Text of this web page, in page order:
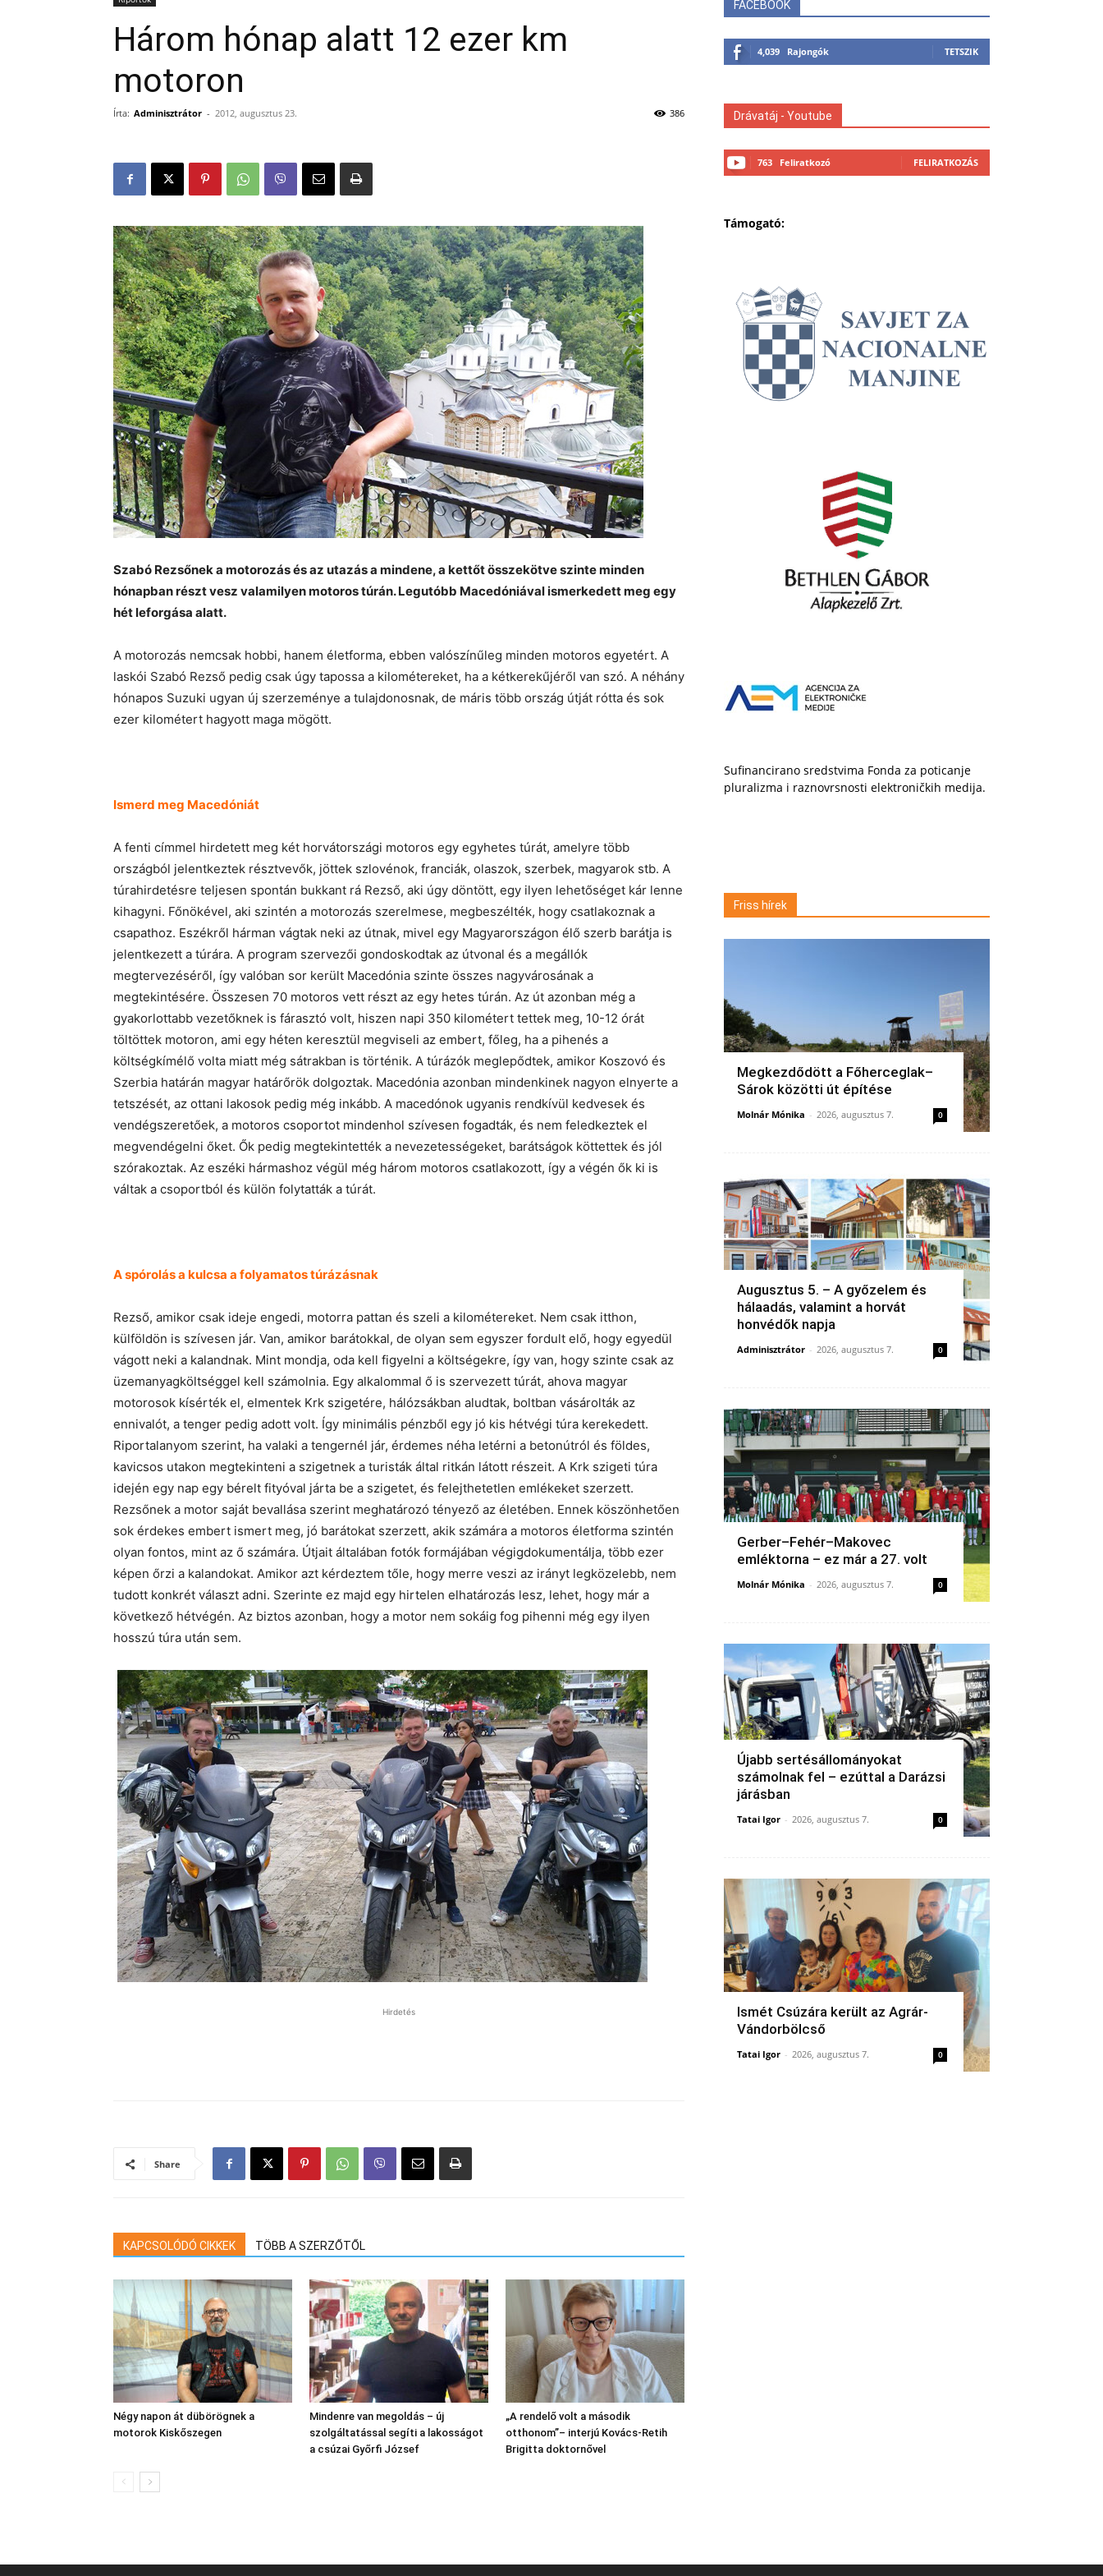
Három hónap alatt 12 ezer km
motoron
Írta: Adminisztrátor - 2012, augusztus 23. 386
Szabó Rezsőnek a motorozás és az utazás a mindene, a kettőt összekötve szinte minden
hónapban részt vesz valamilyen motoros túrán. Legutóbb Macedóniával ismerkedett meg egy
hét leforgása alatt.
A motorozás nemcsak hobbi, hanem életforma, ebben valószínűleg minden motoros egyetért. A
laskói Szabó Rezső pedig csak úgy tapossa a kilométereket, ha a kétkerekűjéről van szó. A néhány
hónapos Suzuki ugyan új szerzeménye a tulajdonosnak, de máris több ország útját rótta és sok
ezer kilométert hagyott maga mögött.
Ismerd meg Macedóniát
A fenti címmel hirdetett meg két horvátországi motoros egy egyhetes túrát, amelyre több
országból jelentkeztek résztvevők, jöttek szlovénok, franciák, olaszok, szerbek, magyarok stb. A
túrahirdetésre teljesen spontán bukkant rá Rezső, aki úgy döntött, egy ilyen lehetőséget kár lenne
kihagyni. Főnökével, aki szintén a motorozás szerelmese, megbeszélték, hogy csatlakoznak a
csapathoz. Eszékről hárman vágtak neki az útnak, mivel egy Magyarországon élő szerb barátja is
jelentkezett a túrára. A program szervezői gondoskodtak az útvonal és a megállók
megtervezéséről, így valóban sor került Macedónia szinte összes nagyvárosának a
megtekintésére. Összesen 70 motoros vett részt az egy hetes túrán. Az út azonban még a
gyakorlottabb vezetőknek is fárasztó volt, hiszen napi 350 kilométert tettek meg, 10-12 órát
töltöttek motoron, ami egy héten keresztül megviseli az embert, főleg, ha a pihenés a
költségkímélő volta miatt még sátrakban is történik. A túrázók meglepődtek, amikor Koszovó és
Szerbia határán magyar határőrök dolgoztak. Macedónia azonban mindenkinek nagyon elnyerte a
tetszését, az ottani lakosok pedig még inkább. A macedónok ugyanis rendkívül kedvesek és
vendégszeretőek, a motoros csoportot mindenhol szívesen fogadták, és nem feledkeztek el
megvendégelni őket. Ők pedig megtekintették a nevezetességeket, barátságok köttettek és jól
szórakoztak. Az eszéki hármashoz végül még három motoros csatlakozott, így a végén ők ki is
váltak a csoportból és külön folytatták a túrát.
A spórolás a kulcsa a folyamatos túrázásnak
Rezső, amikor csak ideje engedi, motorra pattan és szeli a kilométereket. Nem csak itthon,
külföldön is szívesen jár. Van, amikor barátokkal, de olyan sem egyszer fordult elő, hogy egyedül
vágott neki a kalandnak. Mint mondja, oda kell figyelni a költségekre, így van, hogy szinte csak az
üzemanyagköltséggel kell számolnia. Egy alkalommal ő is szervezett túrát, ahova magyar
motorosok kísérték el, elmentek Krk szigetére, hálózsákban aludtak, boltban vásárolták az
ennivalót, a tenger pedig adott volt. Így minimális pénzből egy jó kis hétvégi túra kerekedett.
Riportalanyom szerint, ha valaki a tengernél jár, érdemes néha letérni a betonútról és földes,
kavicsos utakon megtekinteni a szigetnek a turisták által ritkán látott részeit. A Krk szigeti túra
idején egy nap egy bérelt fityóval járta be a szigetet, és felejthetetlen emlékeket szerzett.
Rezsőnek a motor saját bevallása szerint meghatározó tényező az életében. Ennek köszönhetően
sok érdekes embert ismert meg, jó barátokat szerzett, akik számára a motoros életforma szintén
olyan fontos, mint az ő számára. Útjait általában fotók formájában végigdokumentálja, több ezer
képen őrzi a kalandokat. Amikor azt kérdeztem tőle, hogy merre veszi az irányt legközelebb, nem
tudott konkrét választ adni. Szerinte ez majd egy hirtelen elhatározás lesz, lehet, hogy már a
következő hétvégén. Az biztos azonban, hogy a motor nem sokáig fog pihenni még egy ilyen
hosszú túra után sem.
Hirdetés
Share
KAPCSOLÓDÓ CIKKEK TÖBB A SZERZŐTŐL
Négy napon át dübörögnek a
motorok Kiskőszegen
Mindenre van megoldás – új
szolgáltatással segíti a lakosságot
a csúzai Győrfi József
„A rendelő volt a második
otthonom”– interjú Kovács-Retih
Brigitta doktornővel
FACEBOOK
4,039 Rajongók TETSZIK
Drávatáj - Youtube
763 Feliratkozó FELIRATKOZÁS
Támogató:
Sufinancirano sredstvima Fonda za poticanje
pluralizma i raznovrsnosti elektroničkih medija.
Friss hírek
Megkezdődött a Főherceglak–
Sárok közötti út építése
Molnár Mónika - 2026, augusztus 7. 0
Augusztus 5. – A győzelem és
hálaadás, valamint a horvát
honvédők napja
Adminisztrátor - 2026, augusztus 7. 0
Gerber–Fehér–Makovec
emléktorna – ez már a 27. volt
Molnár Mónika - 2026, augusztus 7. 0
Újabb sertésállományokat
számolnak fel – ezúttal a Darázsi
járásban
Tatai Igor - 2026, augusztus 7. 0
Ismét Csúzára került az Agrár-
Vándorbölcső
Tatai Igor - 2026, augusztus 7. 0